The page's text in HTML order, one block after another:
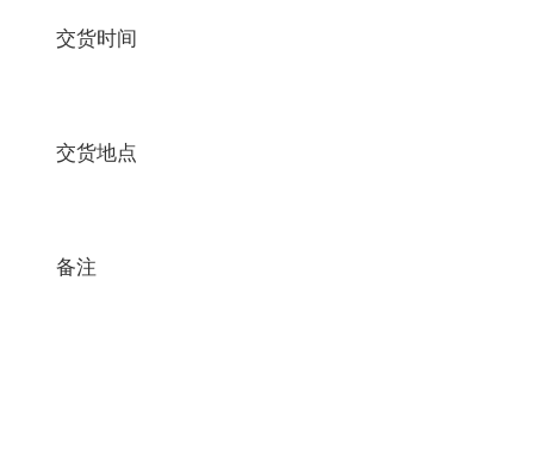
交货时间
交货地点
备注